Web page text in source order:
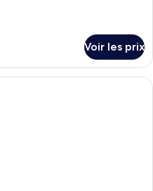
Voir les prix
Chambre Supérieure, vue mer |